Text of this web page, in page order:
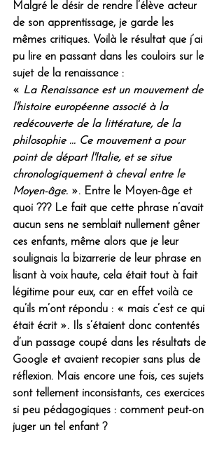
Malgré le désir de rendre l’élève acteur
de son apprentissage, je garde les
mêmes critiques. Voilà le résultat que j’ai
pu lire en passant dans les couloirs sur le
sujet de la renaissance :
« La Renaissance est un mouvement de
l'histoire européenne associé à la
redécouverte de la littérature, de la
philosophie ... Ce mouvement a pour
point de départ l'Italie, et se situe
chronologiquement à cheval entre le
Moyen-âge. ». Entre le Moyen-âge et
quoi ??? Le fait que cette phrase n’avait
aucun sens ne semblait nullement gêner
ces enfants, même alors que je leur
soulignais la bizarrerie de leur phrase en
lisant à voix haute, cela était tout à fait
légitime pour eux, car en effet voilà ce
qu’ils m’ont répondu : « mais c’est ce qui
était écrit ». Ils s’étaient donc contentés
d’un passage coupé dans les résultats de
Google et avaient recopier sans plus de
réflexion. Mais encore une fois, ces sujets
sont tellement inconsistants, ces exercices
si peu pédagogiques : comment peut-on
juger un tel enfant ?